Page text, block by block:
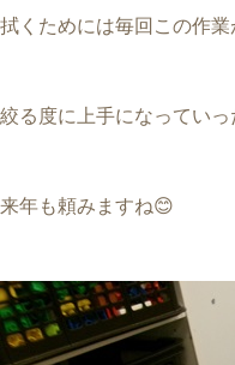
拭くためには毎回この作業
絞る度に上手になっていっ
来年も頼みますね😊